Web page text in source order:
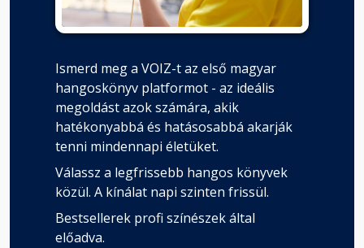
Ismerd meg a VOIZ-t az első magyar
hangoskönyv platformot - az ideális
megoldást azok számára, akik
hatékonyabbá és hatásosabbá akarják
tenni mindennapi életüket.
Válassz a legfrissebb hangos könyvek
közül. A kínálat napi szinten frissül.
Bestsellerek profi színészek által
előadva.